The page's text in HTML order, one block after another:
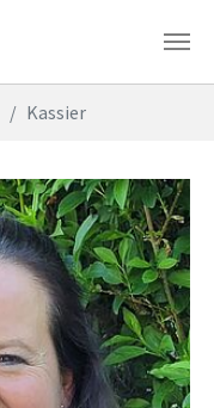
Kassier